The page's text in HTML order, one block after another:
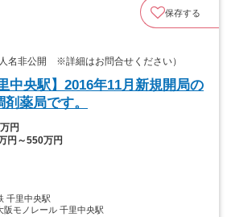
保存する
名非公開 ※詳細はお問合せください）
中央駅】2016年11月新規開局の
薬局です。
円
円～550万円
千里中央駅
阪モノレール 千里中央駅